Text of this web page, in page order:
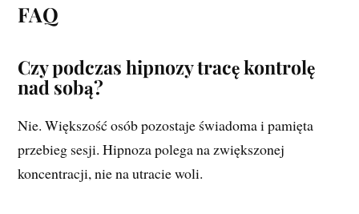
FAQ
Czy podczas hipnozy tracę kontrolę
nad sobą?
Nie. Większość osób pozostaje świadoma i pamięta
przebieg sesji. Hipnoza polega na zwiększonej
koncentracji, nie na utracie woli.